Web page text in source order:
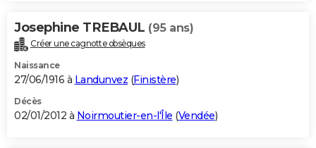
Josephine TREBAUL (95 ans)
Créer une cagnotte obsèques
Naissance
27/06/1916 à Landunvez (Finistère)
Décès
02/01/2012 à Noirmoutier-en-l'Île (Vendée)